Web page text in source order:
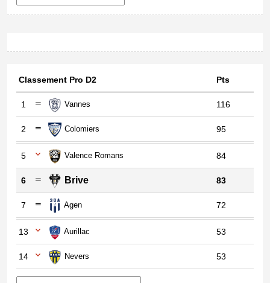
Classement Pro D2 Pts
1 Vannes 116
2 Colomiers 95
5 Valence Romans 84
6 Brive 83
7 Agen 72
13 Aurillac 53
14 Nevers 53